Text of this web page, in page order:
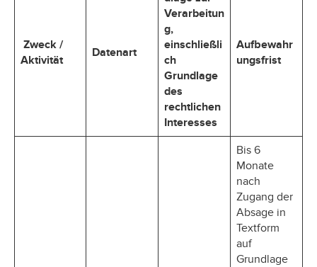
Zweck /
Aktivität
Datenart
Verarbeitun
g,
einschließli
ch
Grundlage
des
rechtlichen
Interesses
Aufbewahr
ungsfrist
Bis 6
Monate
nach
Zugang der
Absage in
Textform
auf
Grundlage